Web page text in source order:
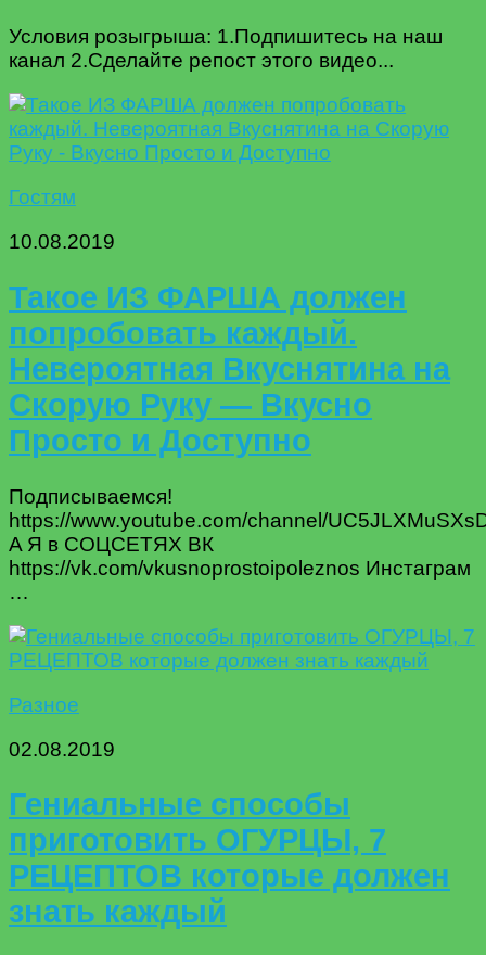
Условия розыгрыша: 1.Подпишитесь на наш
канал 2.Сделайте репост этого видео...
Гостям
10.08.2019
Такое ИЗ ФАРША должен
попробовать каждый.
Невероятная Вкуснятина на
Скорую Руку — Вкусно
Просто и Доступно
Подписываемся!
https://www.youtube.com/channel/
A Я в СОЦСЕТЯХ ВК
https://vk.com/vkusnoprostoipoleznos Инстаграм
…
Разное
02.08.2019
Гениальные способы
приготовить ОГУРЦЫ, 7
РЕЦЕПТОВ которые должен
знать каждый